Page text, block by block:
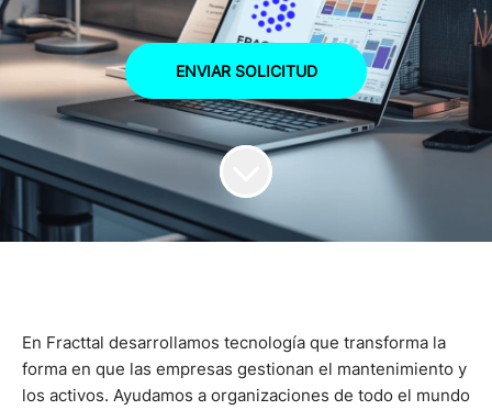
ENVIAR SOLICITUD
En Fracttal desarrollamos tecnología que transforma la
forma en que las empresas gestionan el mantenimiento y
los activos. Ayudamos a organizaciones de todo el mundo